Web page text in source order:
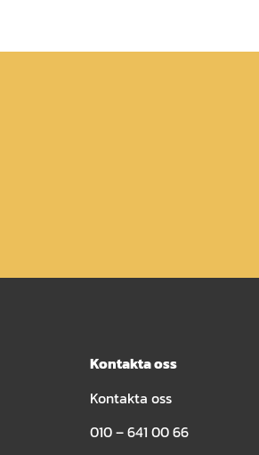
Kontakta oss
Kontakta oss
010 – 641 00 66